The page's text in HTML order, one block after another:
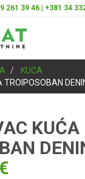
261 39 46 | +381 34
KUĆA
TROIPOSOBAN
KUĆA